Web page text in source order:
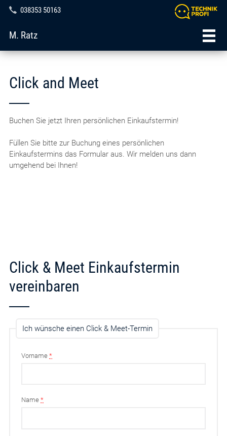
038353 50163
M. Ratz
Click and Meet
Buchen Sie jetzt Ihren persönlichen Einkaufstermin!
Füllen Sie bitte zur Buchung eines persönlichen
Einkaufstermins das Formular aus. Wir melden uns dann
umgehend bei Ihnen!
Click & Meet Einkaufstermin
vereinbaren
Ich wünsche einen Click & Meet-Termin
Vorname*
Name*